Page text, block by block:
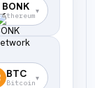
BONK
Ethereum
▾
BTC
Bitcoin
▾